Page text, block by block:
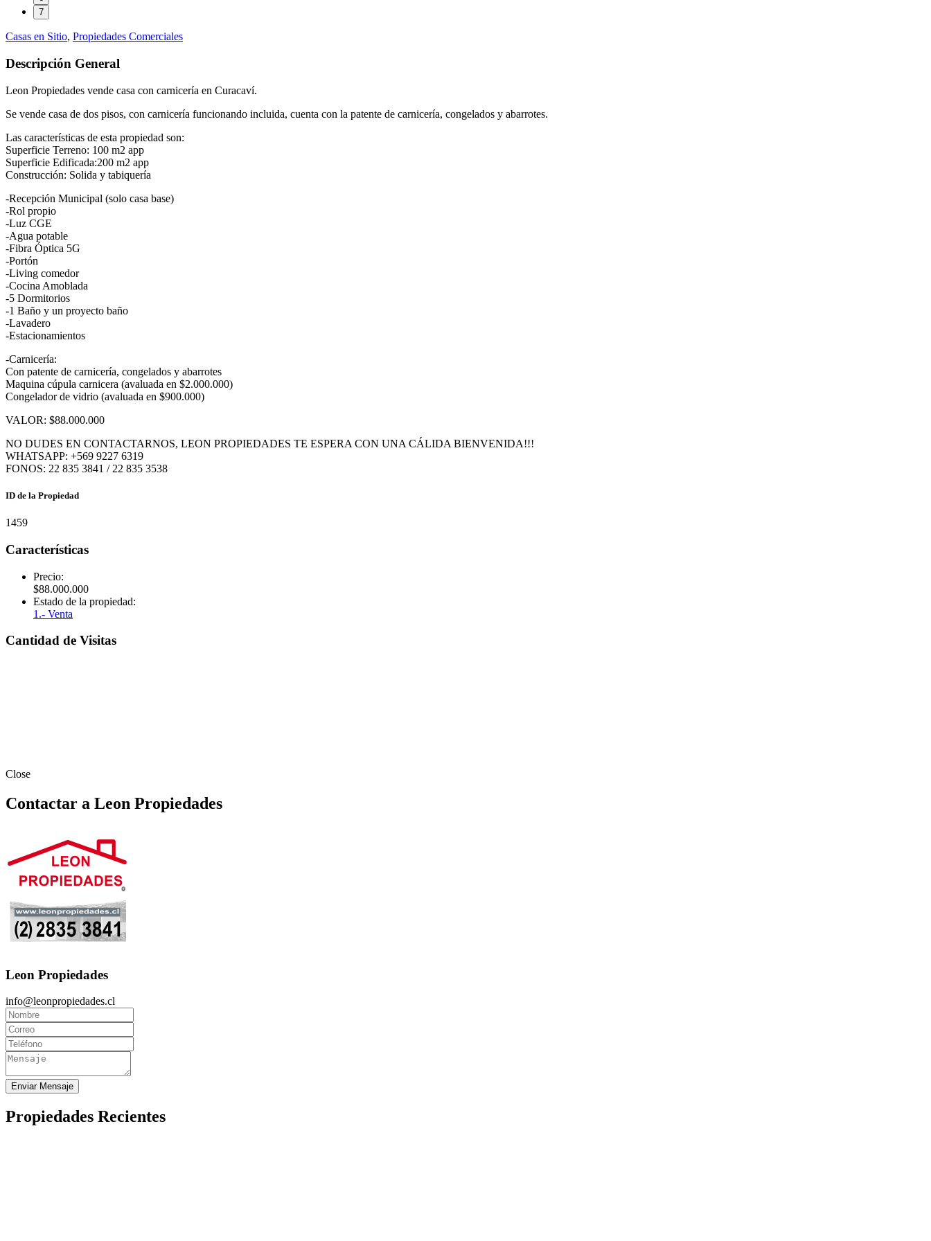
7
Casas en Sitio, Propiedades Comerciales
Descripción General
Leon Propiedades vende casa con carnicería en Curacaví.
Se vende casa de dos pisos, con carnicería funcionando incluida, cuenta con la patente de carnicería, congelados y abarrotes.
Las características de esta propiedad son:
Superficie Terreno: 100 m2 app
Superficie Edificada:200 m2 app
Construcción: Solida y tabiquería
-Recepción Municipal (solo casa base)
-Rol propio
-Luz CGE
-Agua potable
-Fibra Óptica 5G
-Portón
-Living comedor
-Cocina Amoblada
-5 Dormitorios
-1 Baño y un proyecto baño
-Lavadero
-Estacionamientos
-Carnicería:
Con patente de carnicería, congelados y abarrotes
Maquina cúpula carnicera (avaluada en $2.000.000)
Congelador de vidrio (avaluada en $900.000)
VALOR: $88.000.000
NO DUDES EN CONTACTARNOS, LEON PROPIEDADES TE ESPERA CON UNA CÁLIDA BIENVENIDA!!!
WHATSAPP: +569 9227 6319
FONOS: 22 835 3841 / 22 835 3538
ID de la Propiedad
1459
Características
Precio:
$88.000.000
Estado de la propiedad:
1.- Venta
Cantidad de Visitas
Close
Contactar a Leon Propiedades
Leon Propiedades
info@leonpropiedades.cl
Enviar Mensaje
Propiedades Recientes